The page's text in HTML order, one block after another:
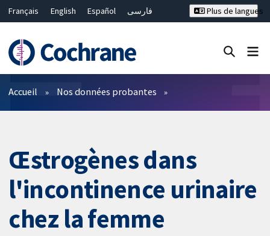
Français English Español
فارسی
Bahasa Malaysia
ไทย
繁體中文
简体中文
Plus de langues
Filtres
Accueil Nos données probantes
Œstrogènes dans
l'incontinence urinaire
chez la femme